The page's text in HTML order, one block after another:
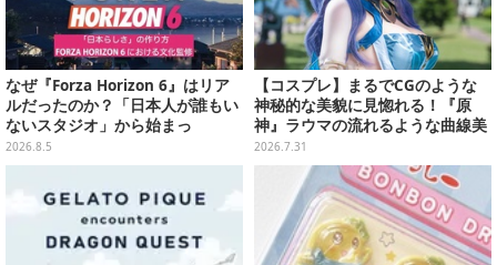
なぜ『Forza Horizon 6』はリア
ルだったのか？「日本人が誰もい
ないスタジオ」から始まっ
た、“生活感のある日本"の作り方
【CEDEC2026】
2026.8.5
【コスプレ】まるでCGのような
神秘的な美貌に見惚れる！『原
神』ラウマの流れるような曲線美
の再現も素晴らしい美女レイヤー
【写真9枚】
2026.7.31